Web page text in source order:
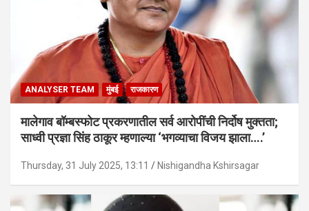
ANALYSER TEAM मुंबई राजकारण
मालेगाव बॉम्बस्फोट प्रकरणातील सर्व आरोपींची निर्दोष मुक्तता;
साध्वी प्रज्ञा सिंह ठाकूर म्हणाल्या ‘भगव्याचा विजय झाला….’
Thursday, 31 July 2025, 13:11 Nishigandha Kshirsagar